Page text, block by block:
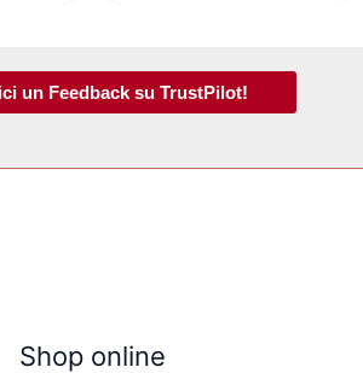
un Feedback su TrustPilot!
Shop online